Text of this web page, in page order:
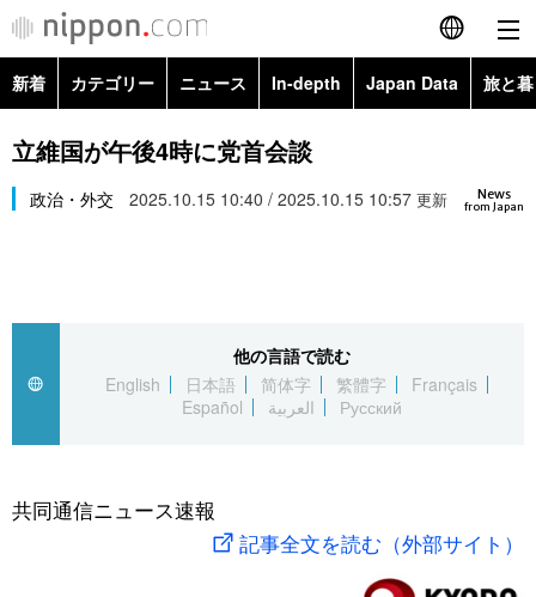
English
繁體字
العربية
社会
旅と暮らし
新着 カテゴリー ニュース In-depth Japan Data 旅と
政治・外交
経済・ビジネス
社会
文化
科学・技術
暮らし
Images
お知らせ
立維国が午後4時に党首会談
News
from Japan
政治・外交 2025.10.15 10:40 / 2025.10.15 10:57 更新
他の言語で読む
English
日本語 简体字 繁體字
Français
Español
العربية Русский
共同通信ニュース速報
記事全文を読む（外部サイト）